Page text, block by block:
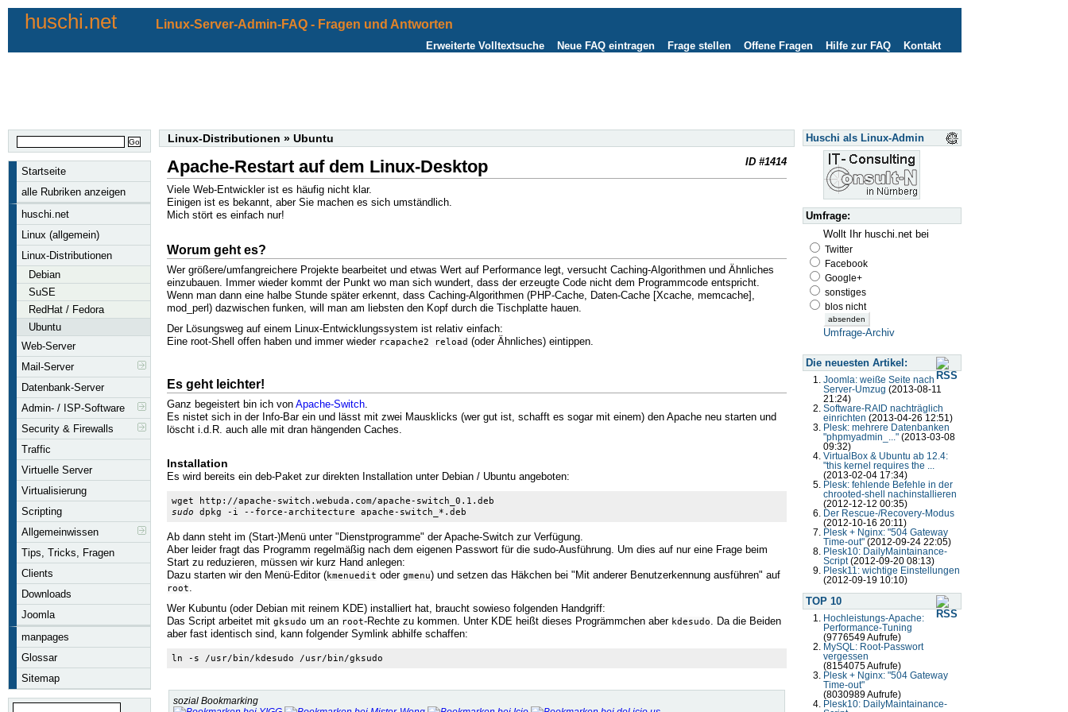
huschi.net Linux-Server-Admin-FAQ - Fragen und Antworten
Kontakt
Hilfe zur FAQ
Offene Fragen
Frage stellen
Neue FAQ eintragen
Erweiterte Volltextsuche
Startseite
alle Rubriken anzeigen
huschi.net
Linux (allgemein)
Linux-Distributionen
Debian
SuSE
RedHat / Fedora
Ubuntu
Web-Server
Mail-Server
Datenbank-Server
Admin- / ISP-Software
Security & Firewalls
Traffic
Virtuelle Server
Virtualisierung
Scripting
Allgemeinwissen
Tips, Tricks, Fragen
Clients
Downloads
Joomla
manpages
Glossar
Sitemap
Huschi als Linux-Admin
Umfrage:
Wollt Ihr huschi.net bei
Twitter
Facebook
Google+
sonstiges
blos nicht
Umfrage-Archiv
Die neuesten Artikel:
Joomla: weiße Seite nach
Server-Umzug (2013-08-11
21:24)
Software-RAID nachträglich
einrichten (2013-04-26 12:51)
Plesk: mehrere Datenbanken
"phpmyadmin_..."(2013-03-08
09:32)
VirtualBox & Ubuntu ab 12.4:
"this kernel requires the ...
(2013-02-04 17:34)
Plesk: fehlende Befehle in der
chrooted-shell nachinstallieren
(2012-12-12 00:35)
Der Rescue-/Recovery-Modus
(2012-10-16 20:11)
Plesk + Nginx: "504 Gateway
Time-out"(2012-09-24 22:05)
Plesk10: DailyMaintainance-
Script(2012-09-20 08:13)
Plesk11: wichtige Einstellungen
(2012-09-19 10:10)
TOP 10
Hochleistungs-Apache:
Performance-Tuning
(9776549 Aufrufe)
MySQL: Root-Passwort
vergessen
(8154075 Aufrufe)
Plesk + Nginx: "504 Gateway
Time-out"
(8030989 Aufrufe)
Plesk10: DailyMaintainance-
Linux-Distributionen » Ubuntu
ID #1414
Apache-Restart auf dem Linux-Desktop
Viele Web-Entwickler ist es häufig nicht klar.
Einigen ist es bekannt, aber Sie machen es sich umständlich.
Mich stört es einfach nur!
Worum geht es?
Wer größere/umfangreichere Projekte bearbeitet und etwas Wert auf Performance legt, versucht Caching-Algorithmen und Ähnliches
einzubauen. Immer wieder kommt der Punkt wo man sich wundert, dass der erzeugte Code nicht dem Programmcode entspricht.
Wenn man dann eine halbe Stunde später erkennt, dass Caching-Algorithmen (PHP-Cache, Daten-Cache [Xcache, memcache],
mod_perl) dazwischen funken, will man am liebsten den Kopf durch die Tischplatte hauen.
Der Lösungsweg auf einem Linux-Entwicklungssystem ist relativ einfach:
Eine root-Shell offen haben und immer wieder rcapache2 reload (oder Ähnliches) eintippen.
Es geht leichter!
Ganz begeistert bin ich von Apache-Switch.
Es nistet sich in der Info-Bar ein und lässt mit zwei Mausklicks (wer gut ist, schafft es sogar mit einem) den Apache neu starten und
löscht i.d.R. auch alle mit dran hängenden Caches.
Installation
Es wird bereits ein deb-Paket zur direkten Installation unter Debian / Ubuntu angeboten:
wget http://apache-switch.webuda.com/apache-switch_0.1.deb
sudo dpkg -i --force-architecture apache-switch_*.deb
Ab dann steht im (Start-)Menü unter "Dienstprogramme" der Apache-Switch zur Verfügung.
Aber leider fragt das Programm regelmäßig nach dem eigenen Passwort für die sudo-Ausführung. Um dies auf nur eine Frage beim
Start zu reduzieren, müssen wir kurz Hand anlegen:
Dazu starten wir den Menü-Editor (kmenuedit oder gmenu) und setzen das Häkchen bei "Mit anderer Benutzerkennung ausführen" auf
root.
Wer Kubuntu (oder Debian mit reinem KDE) installiert hat, braucht sowieso folgenden Handgriff:
Das Script arbeitet mit gksudo um an root-Rechte zu kommen. Unter KDE heißt dieses Progrämmchen aber kdesudo. Da die Beiden
aber fast identisch sind, kann folgender Symlink abhilfe schaffen:
ln -s /usr/bin/kdesudo /usr/bin/gksudo
sozial Bookmarking